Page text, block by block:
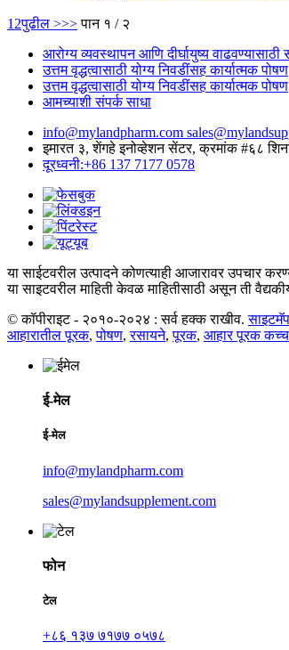
1 2पुढील >>> पान १ / २
आरोग्य व्यवस्थापन आणि दीर्घायुष्य वाढवण्यासाठी
उत्तम वृद्धत्वासाठी योग्य निवडींसह कार्यात्मक पोषण
उत्तम वृद्धत्वासाठी योग्य निवडींसह कार्यात्मक पोषण
आमच्याशी संपर्क साधा
info@mylandpharm.com
इमारत ३, शेंगहे इनोव्हेशन सेंटर, क्रमांक #६८
दूरध्वनी:+86 137 7177 0578
या साईटवरील उत्पादने कोणत्याही आजारावर उपचार
या साइटवरील माहिती केवळ माहितीसाठी असून ती
© कॉपीराइट - २०१०-२०२४ : सर्व हक्क राखीव. साइटमॅप
आहारातील पूरक,पोषण,रसायने,पूरक, आहार पूरक
ई-मेल
ई-मेल
info@mylandpharm.com
sales@mylandsupplement.com
फोन
टेल
+८६ १३७ ७१७७ ०५७८